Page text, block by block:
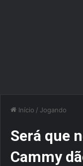
Início / Jogando
Será que
Cammy